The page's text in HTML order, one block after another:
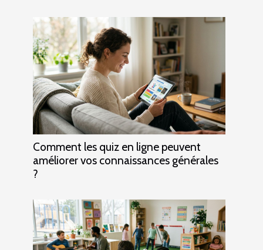
Comment les quiz en ligne peuvent
améliorer vos connaissances générales
?